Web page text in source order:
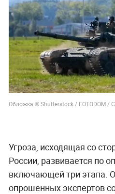
Обложка © Shutterstock / FOTODOM /
Угроза, исходящая со
России, развивается по
включающей три этапа.
опрошенных экспертов